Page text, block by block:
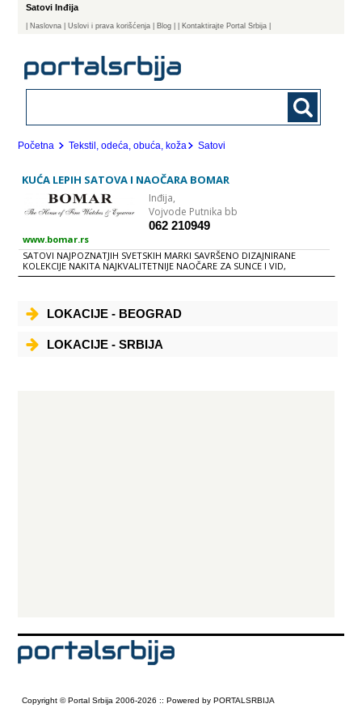
Satovi Inđija
Naslovna | Uslovi i prava korišćenja Blog | Kontaktirajte Portal Srbija |
Početna Tekstil, odeća, obuća, koža Satovi
KUĆA LEPIH SATOVA I NAOČARA BOMAR
Inđija,
Vojvode Putnika bb
062 210949
www.bomar.rs
SATOVI NAJPOZNATJIH SVETSKIH MARKI SAVRŠENO DIZAJNIRANE
KOLEKCIJE NAKITA NAJKVALITETNIJE NAOČARE ZA SUNCE I VID,
NAJPOZNATIJIH SVETSKIH BRENDOVA
LOKACIJE - BEOGRAD
LOKACIJE - SRBIJA
Copyright © Portal Srbija 2006-2026 :: Powered by PORTALSRBIJA